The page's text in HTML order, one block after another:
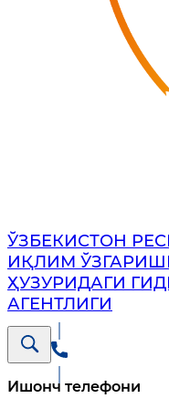
ЎЗБЕКИСТОН
ИҚЛИМ
ҲУЗУРИДАГИ
АГЕНТЛИГИ
Ишонч телефони